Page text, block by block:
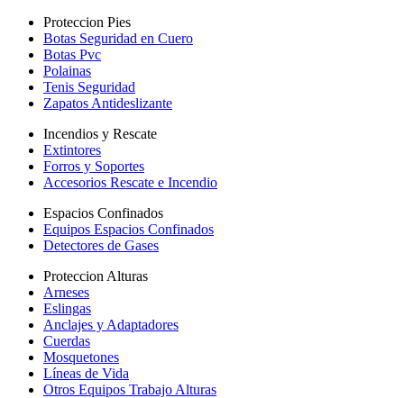
Proteccion Pies
Botas Seguridad en Cuero
Botas Pvc
Polainas
Tenis Seguridad
Zapatos Antideslizante
Incendios y Rescate
Extintores
Forros y Soportes
Accesorios Rescate e Incendio
Espacios Confinados
Equipos Espacios Confinados
Detectores de Gases
Proteccion Alturas
Arneses
Eslingas
Anclajes y Adaptadores
Cuerdas
Mosquetones
Líneas de Vida
Otros Equipos Trabajo Alturas